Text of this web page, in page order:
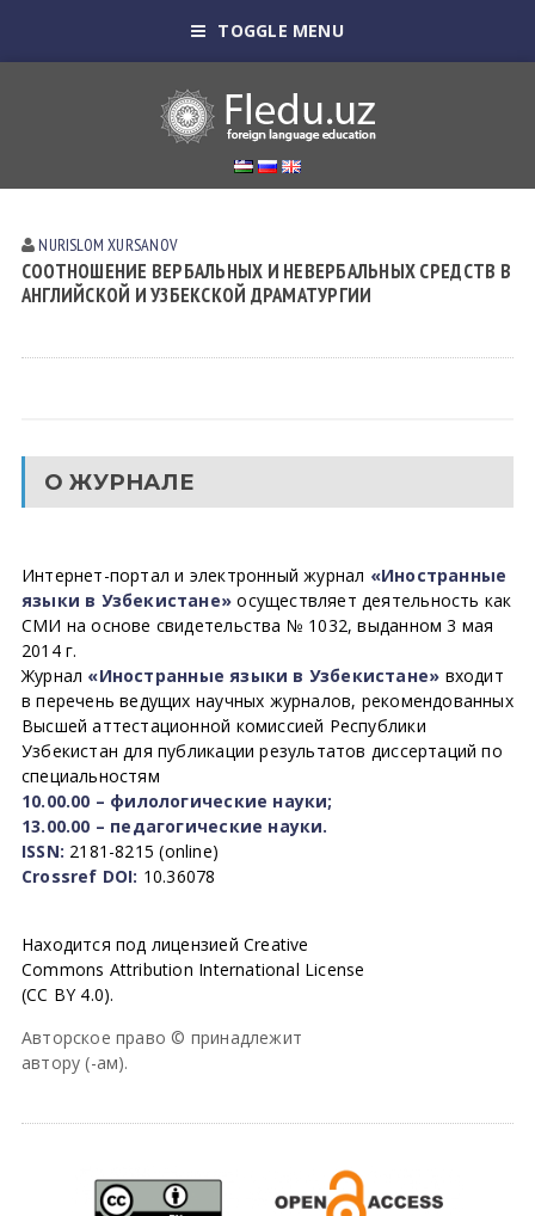
TOGGLE MENU
NURISLOM XURSANOV
СООТНОШЕНИЕ ВЕРБАЛЬНЫХ И НЕВЕРБАЛЬНЫХ СРЕДСТВ В
АНГЛИЙСКОЙ И УЗБЕКСКОЙ ДРАМАТУРГИИ
О ЖУРНАЛЕ
Интернет-портал и электронный журнал «Иностранные
языки в Узбекистане» осуществляет деятельность как
СМИ на основе свидетельства № 1032, выданном 3 мая
2014 г.
Журнал «Иностранные языки в Узбекистане» входит
в перечень ведущих научных журналов, рекомендованных
Высшей аттестационной комиссией Республики
Узбекистан для публикации результатов диссертаций по
специальностям
10.00.00 – филологические науки;
13.00.00 – педагогические науки.
ISSN: 2181-8215 (online)
Crossref DOI: 10.36078
Находится под лицензией Creative
Commons Attribution International License
(CC BY 4.0).
Авторское право © принадлежит
автору (-ам).